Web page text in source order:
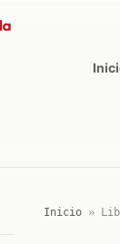
Inicio»